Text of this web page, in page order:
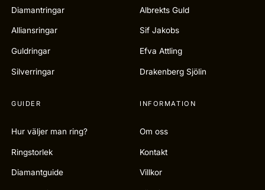
Diamantringar
Alliansringar
Guldringar
Silverringar
Albrekts Guld
Sif Jakobs
Efva Attling
Drakenberg Sjölin
GUIDER
Hur väljer man ring?
Ringstorlek
Diamantguide
INFORMATION
Om oss
Kontakt
Villkor